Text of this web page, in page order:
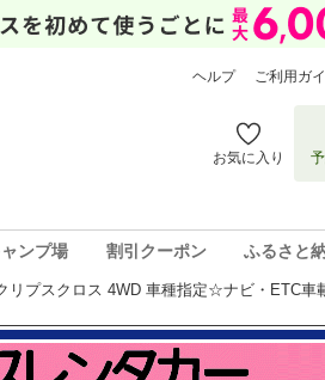
ヘルプ ご利用ガ
お気に入り
ンプ場 割引クーポン ふるさと
リプスクロス 4WD 車種指定☆ナビ・ETC車